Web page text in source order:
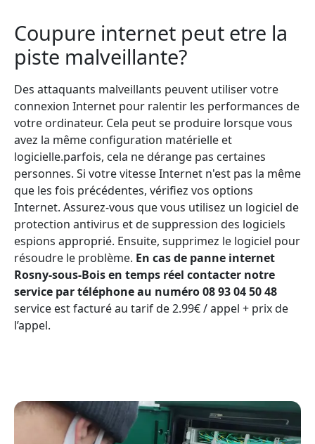
Coupure internet peut etre la
piste malveillante?
Des attaquants malveillants peuvent utiliser votre
connexion Internet pour ralentir les performances de
votre ordinateur. Cela peut se produire lorsque vous
avez la même configuration matérielle et
logicielle.parfois, cela ne dérange pas certaines
personnes. Si votre vitesse Internet n'est pas la même
que les fois précédentes, vérifiez vos options
Internet. Assurez-vous que vous utilisez un logiciel de
protection antivirus et de suppression des logiciels
espions approprié. Ensuite, supprimez le logiciel pour
résoudre le problème. En cas de panne internet
Rosny-sous-Bois en temps réel contacter notre
service par téléphone au numéro 08 93 04 50 48
service est facturé au tarif de 2.99€ / appel + prix de
l’appel.